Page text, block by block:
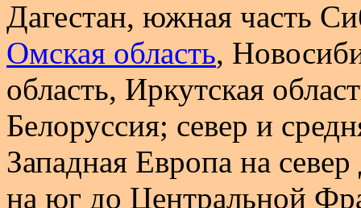
Дагестан, южная часть
Омская область,
область, Иркутская
Белоруссия; север и
Западная Европа на
на юг до Центральной